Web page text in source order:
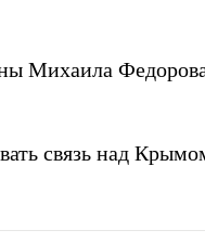
Михаила
связь над